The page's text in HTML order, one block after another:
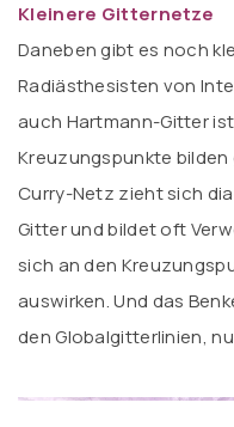
Kleinere Gitternetze
Daneben gibt es noch
Radiästhesisten von
auch Hartmann-Gitter
Kreuzungspunkte
Curry-Netz zieht sich
Gitter und bildet oft
sich an den
auswirken. Und das
den Globalgitterlinien,